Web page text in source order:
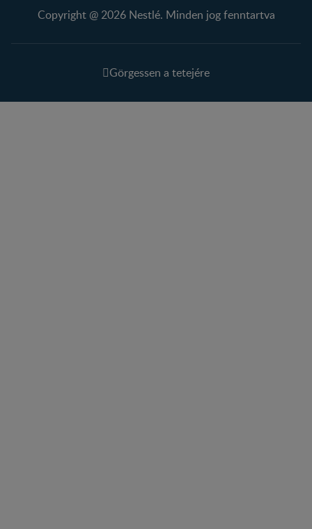
Copyright @ 2026 Nestlé. Minden jog fenntartva
Görgessen a tetejére